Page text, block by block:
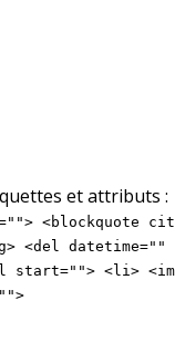
et attributs :
<blockquote
<del
start=""> <li>